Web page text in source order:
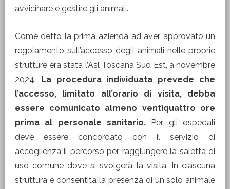
avvicinare e gestire gli animali.
Come detto la prima azienda ad aver approvato un
regolamento sull’accesso degli animali nelle proprie
strutture era stata l’Asl Toscana Sud Est, a novembre
2024.
La procedura individuata prevede che
l’accesso, limitato all’orario di visita, debba
essere comunicato almeno ventiquattro ore
prima al personale sanitario.
Per gli ospedali
deve essere concordato con il servizio di
accoglienza il percorso per raggiungere la saletta di
uso comune dove si svolgerà la visita. In ciascuna
struttura è consentita la presenza di un solo animale